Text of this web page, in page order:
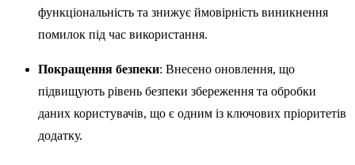
функціональність та знижує ймовірність виникнення
помилок під час використання.
Покращення безпеки: Внесено оновлення, що
підвищують рівень безпеки збереження та обробки
даних користувачів, що є одним із ключових пріоритетів
додатку.